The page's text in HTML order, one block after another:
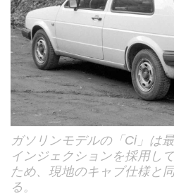
ガソリンモデルの「Ci」は
インジェクションを採用し
ため、現地のキャブ仕様と
る。